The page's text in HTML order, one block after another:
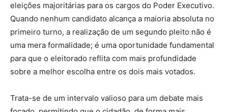
eleições majoritárias para os cargos do Poder Executivo.
Quando nenhum candidato alcança a maioria absoluta no
primeiro turno, a realização de um segundo pleito não é
uma mera formalidade; é uma oportunidade fundamental
para que o eleitorado reflita com mais profundidade
sobre a melhor escolha entre os dois mais votados.
Trata-se de um intervalo valioso para um debate mais